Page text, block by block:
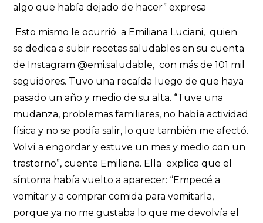
algo que había dejado de hacer” expresa
Esto mismo le ocurrió a Emiliana Luciani, quien
se dedica a subir recetas saludables en su cuenta
de Instagram @emi.saludable, con más de 101 mil
seguidores. Tuvo una recaída luego de que haya
pasado un año y medio de su alta. “Tuve una
mudanza, problemas familiares, no había actividad
física y no se podía salir, lo que también me afectó.
Volví a engordar y estuve un mes y medio con un
trastorno”, cuenta Emiliana. Ella explica que el
síntoma había vuelto a aparecer: “Empecé a
vomitar y a comprar comida para vomitarla,
porque ya no me gustaba lo que me devolvía el